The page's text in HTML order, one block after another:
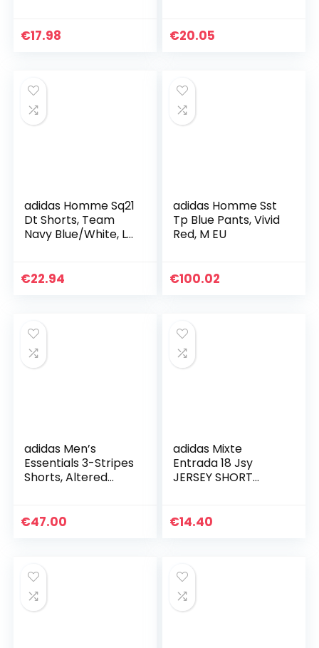
€17.98 €20.05
adidas Homme Sq21
Dt Shorts, Team
Navy Blue/White, L
€22.94
adidas Homme Sst
Tp Blue Pants, Vivid
Red, M EU
€100.02
adidas Men’s
Essentials 3-Stripes
Shorts, Altered
€47.00
adidas Mixte
Entrada 18 Jsy
JERSEY SHORT
€14.40